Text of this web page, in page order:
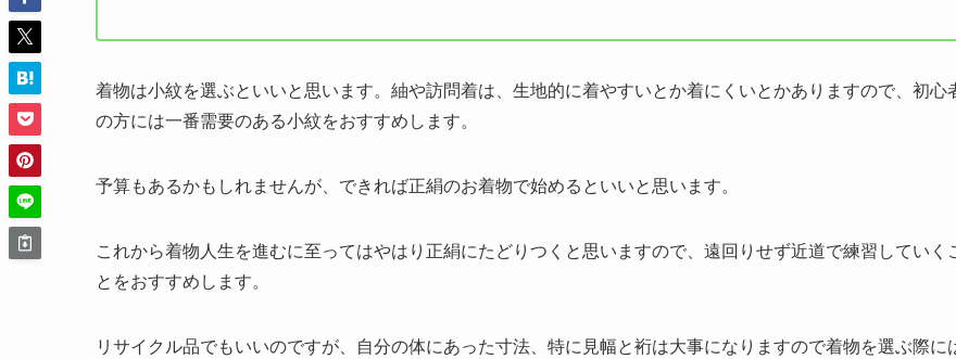
着物は小紋を選ぶといいと思います。紬や訪問着は、生地的に着やすいとか着にくいとかありますので、初心
の方には一番需要のある小紋をおすすめします。
予算もあるかもしれませんが、できれば正絹のお着物で始めるといいと思います。
これから着物人生を進むに至ってはやはり正絹にたどりつくと思いますので、遠回りせず近道で練習していく
とをおすすめします。
リサイクル品でもいいのですが、自分の体にあった寸法、特に見幅と裄は大事になりますので着物を選ぶ際に